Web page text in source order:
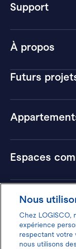
À propos
Futurs
Espaces
Hôtels
Support
Nous
Chez LOGISCO,
expérience
respectant votre
nous utilisons